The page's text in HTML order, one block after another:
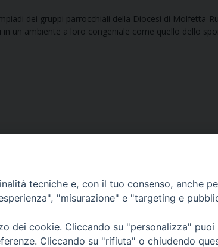
dei gruppi parrocchiali della Diocesi di Molfetta-
un ambiente a loro congeniale come quello dello
Ufficio Comunicazioni sociali
tecniche e, con il tuo consenso, anche
"misurazione" e "targeting e
dei cookie. Cliccando su "personalizza"
Cliccando su "rifiuta" o chiudendo